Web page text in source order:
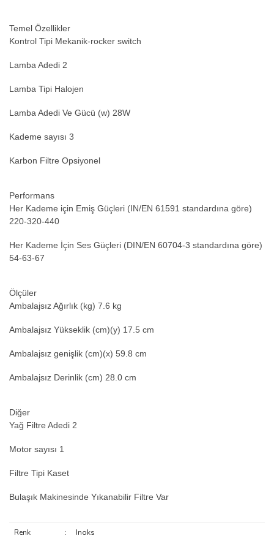
Temel Özellikler
Kontrol Tipi Mekanik-rocker switch
Lamba Adedi 2
Lamba Tipi Halojen
Lamba Adedi Ve Gücü (w) 28W
Kademe sayısı 3
Karbon Filtre Opsiyonel
Performans
Her Kademe için Emiş Güçleri (IN/EN 61591 standardına göre)
220-320-440
Her Kademe İçin Ses Güçleri (DIN/EN 60704-3 standardına göre)
54-63-67
Ölçüler
Ambalajsız Ağırlık (kg) 7.6 kg
Ambalajsız Yükseklik (cm)(y) 17.5 cm
Ambalajsız genişlik (cm)(x) 59.8 cm
Ambalajsız Derinlik (cm) 28.0 cm
Diğer
Yağ Filtre Adedi 2
Motor sayısı 1
Filtre Tipi Kaset
Bulaşık Makinesinde Yıkanabilir Filtre Var
Renk : Inoks